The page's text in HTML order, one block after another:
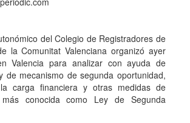
del Colegio de Registradores de
la Comunitat Valenciana organizó ayer
Valencia para analizar con ayuda de
de mecanismo de segunda oportunidad,
carga financiera y otras medidas de
conocida como Ley de Segunda